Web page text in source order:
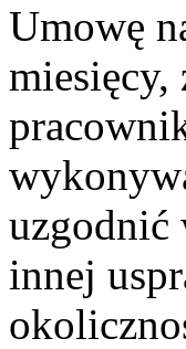
Umowę
uzgodnić
innej